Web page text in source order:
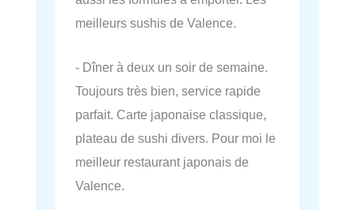
meilleurs sushis de Valence.
- Dîner à deux un soir de semaine.
Toujours très bien, service rapide
parfait. Carte japonaise classique,
plateau de sushi divers. Pour moi le
meilleur restaurant japonais de
Valence.